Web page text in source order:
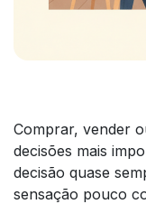
Comprar, vender
decisões mais
decisão quase
sensação pouco